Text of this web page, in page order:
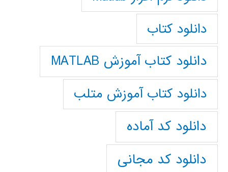
دانلود کتاب
دانلود کتاب آموزش MATLAB
دانلود کتاب آموزش متلب
دانلود کد آماده
دانلود کد مجانی